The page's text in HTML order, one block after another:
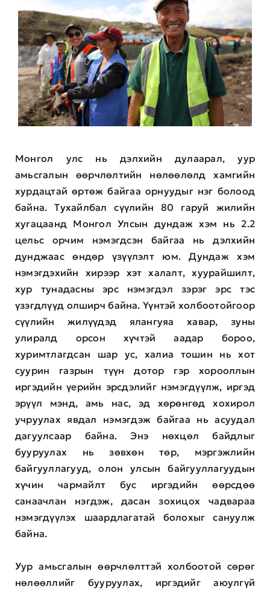
Монгол улс нь дэлхийн дулаарал, уур
амьсгалын өөрчлөлтийн нөлөөлөлд хамгийн
хурдацтай өртөж байгаа орнуудыг нэг болоод
байна. Тухайлбал сүүлийн 80 гаруй жилийн
хугацаанд Монгол Улсын дундаж хэм нь 2.2
цельс орчим нэмэгдсэн байгаа нь дэлхийн
дунджаас өндөр үзүүлэлт юм. Дундаж хэм
нэмэгдэхийн хирээр хэт халалт, хуурайшилт,
хур тунадасны эрс нэмэгдэл зэрэг эрс тэс
үзэгдлүүд олширч байна. Үүнтэй холбоотойгоор
сүүлийн жилүүдэд ялангуяа хавар, зуны
улиралд орсон хүчтэй аадар бороо,
хуримтлагдсан шар ус, халиа тошин нь хот
суурин газрын түүн дотор гэр хорооллын
иргэдийн үерийн эрсдэлийг нэмэгдүүлж, иргэд
эрүүл мэнд, амь нас, эд хөрөнгөд хохирол
учруулах явдал нэмэгдэж байгаа нь асуудал
дагуулсаар байна. Энэ нөхцөл байдлыг
бууруулах нь зөвхөн төр, мэргэжлийн
байгууллагууд, олон улсын байгууллагуудын
хүчин чармайлт бус иргэдийн өөрсдөө
санаачлан нэгдэж, дасан зохицох чадвараа
нэмэгдүүлэх шаардлагатай болохыг сануулж
байна.
Уур амьсгалын өөрчлөлттэй холбоотой сөрөг
нөлөөллийг бууруулах, иргэдийг аюулгүй